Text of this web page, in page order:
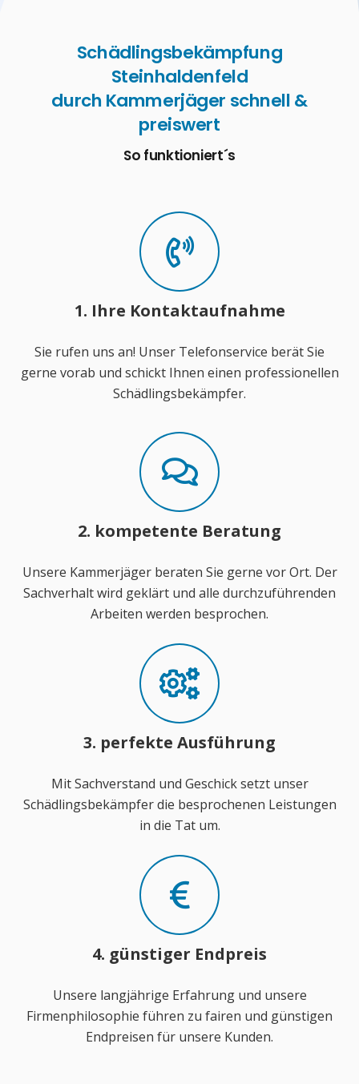
Schädlingsbekämpfung
Steinhaldenfeld
durch Kammerjäger schnell &
preiswert
So funktioniert´s
1. Ihre Kontaktaufnahme
Sie rufen uns an! Unser Telefonservice berät Sie
gerne vorab und schickt Ihnen einen professionellen
Schädlingsbekämpfer.
2. kompetente Beratung
Unsere Kammerjäger beraten Sie gerne vor Ort. Der
Sachverhalt wird geklärt und alle durchzuführenden
Arbeiten werden besprochen.
3. perfekte Ausführung
Mit Sachverstand und Geschick setzt unser
Schädlingsbekämpfer die besprochenen Leistungen
in die Tat um.
4. günstiger Endpreis
Unsere langjährige Erfahrung und unsere
Firmenphilosophie führen zu fairen und günstigen
Endpreisen für unsere Kunden.